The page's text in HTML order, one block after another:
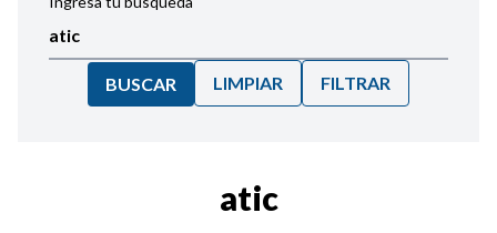
BUSCAR LIMPIAR FILTRAR
atic